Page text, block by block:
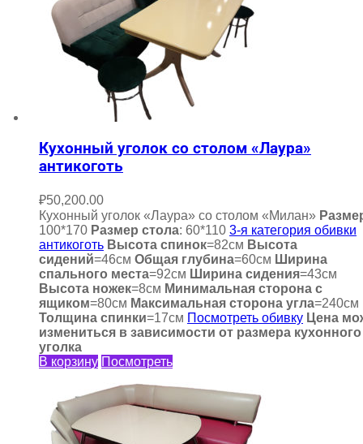
Кухонный уголок со столом «Лаура»
антикоготь
₽50,200.00
Кухонный уголок «Лаура» со столом «Милан»
100*170 Размер стола: 60*110 3-я категория обивки
антикоготь Высота спинок=82см Высота
сидений=46см Общая глубина=60см Ширина
спального места=92см Ширина сидения=43см
Высота ножек=8см Минимальная сторона с
ящиком=80см Максимальная сторона угла=240см
Толщина спинки=17см Посмотреть обивку Цена
измениться в зависимости от размера кухонного
уголка
В корзину Посмотреть